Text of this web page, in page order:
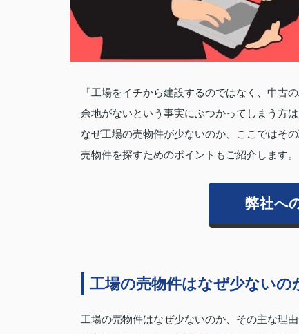
「工場をイチから建設するのではなく、中古
余地がないという事実にぶつかってしまう方は
なぜ工場の売物件が少ないのか、ここではそ
売物件を探すためのポイントもご紹介します。
弊社へ
工場の売物件はなぜ少ないの
工場の売物件はなぜ少ないのか、その主な理